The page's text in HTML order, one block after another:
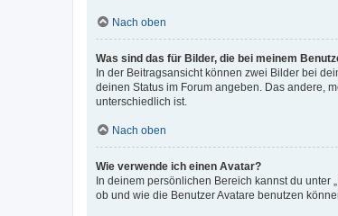
Nach oben
Was sind das für Bilder, die bei meinem
In der Beitragsansicht können zwei Bilder bei
deinen Status im Forum angeben. Das andere,
unterschiedlich ist.
Nach oben
Wie verwende ich einen Avatar?
In deinem persönlichen Bereich kannst du unter
ob und wie die Benutzer Avatare benutzen